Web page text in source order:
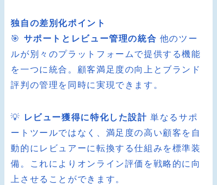
独自の差別化ポイント
🎯 サポートとレビュー管理の統合 他のツー
ルが別々のプラットフォームで提供する機能
を一つに統合。顧客満足度の向上とブランド
評判の管理を同時に実現できます。
💡 レビュー獲得に特化した設計 単なるサポ
ートツールではなく、満足度の高い顧客を自
動的にレビュアーに転換する仕組みを標準装
備。これによりオンライン評価を戦略的に向
上させることができます。